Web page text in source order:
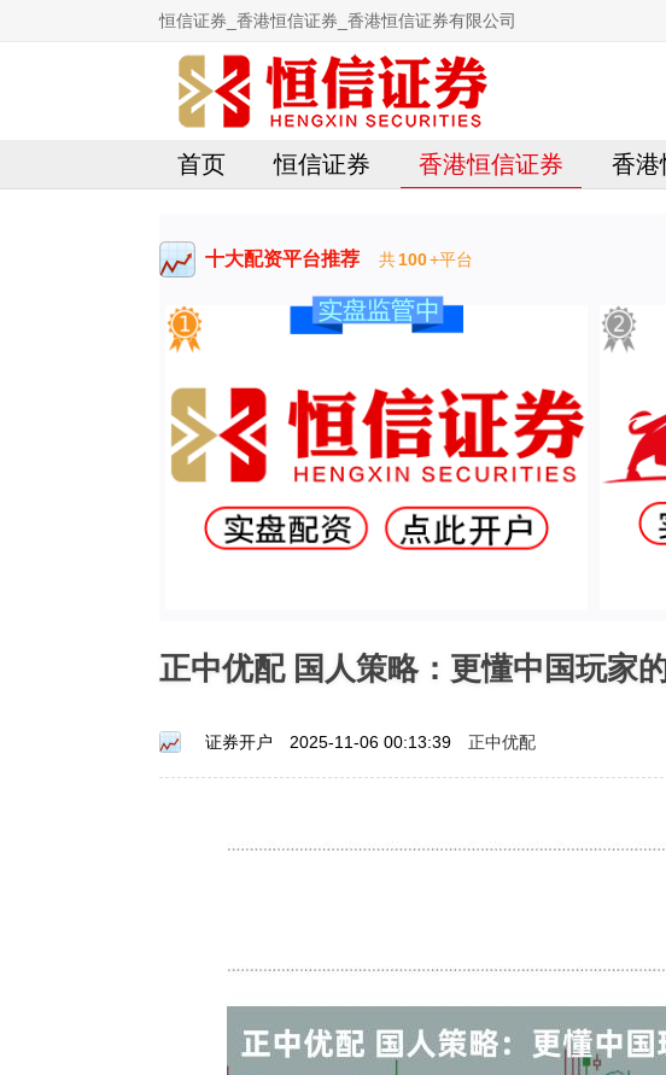
恒信证券_香港恒信证券_香港恒信证券有限公司
首页 恒信证券 香港恒信证券 香港
十大配资平台推荐 共100+平台
正中优配 国人策略：更懂中国玩家
证券开户 2025-11-06 00:13:39 正中优配